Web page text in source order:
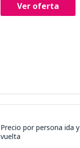
Ver oferta
Precio por persona ida y
vuelta